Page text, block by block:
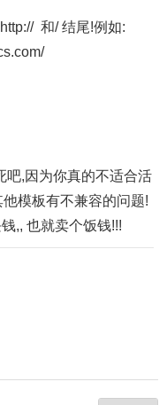
和/ 结尾!例如:
吧,因为你真的不适合活
模板有不兼容的问题!
,, 也就卖个饭钱!!!